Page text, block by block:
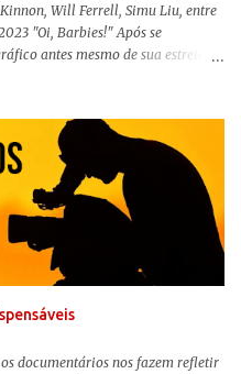
Will Ferrell, Simu Liu, entre
"Oi, Barbies!" Após se
antes mesmo de sua estreia,
dirigido por Greta Gerwig (
mais ainda, se provando o
humor e sem medo de não se
com críticas potentes. Já
Gerwig traz uma reflexão de
desenvolvendo a
da boneca na vida das
nostalgia multigeracional. Na
documentários nos fazem refletir